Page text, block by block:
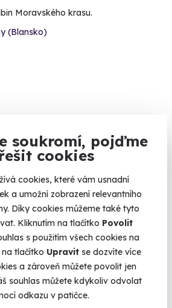
soukromí, pojďme
cookies
cookies, které vám usnadní
a umožní zobrazení relevantního
Díky cookies můžeme také tyto
Kliknutím na tlačítko Povolit
s použitím všech cookies na
na tlačítko Upravit se dozvíte více
a zároveň můžete povolit jen
souhlas můžete kdykoliv odvolat
odkazu v patičce.
Moravského krasu.
(Blansko)
9.3(18)
na okruhu
nejrychlejších aut světa.
(Brno)